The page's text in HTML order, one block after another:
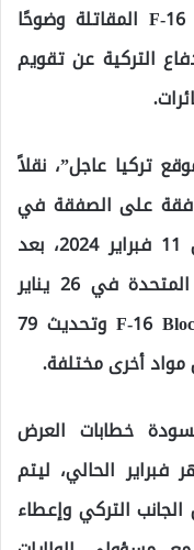
تكتسب عملية شراء تركيا لطائرات F-16 المقاتلة وضوحًا
التركية عن تقويم
تركيا عاجل”، نقلاً
على الصفقة في
الكونغرس الأمريكي قد اكتملت في 11 فبراير 2024، بعد
إشعار رسمي قدمته إدارة الولايات المتحدة في 26 يناير
2024 يتضمن توريد 40 طائرة F-16 Block-70 وتحديث 79
خطابات العرض
الحالي، ليتم
التركي وإعطاء